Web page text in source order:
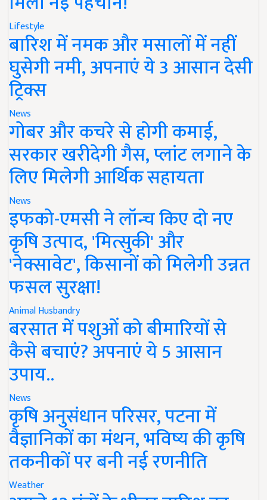
Lifestyle
बारिश में नमक और मसालों में नहीं
घुसेगी नमी, अपनाएं ये 3 आसान देसी
ट्रिक्स
News
गोबर और कचरे से होगी कमाई,
सरकार खरीदेगी गैस, प्लांट लगाने के
लिए मिलेगी आर्थिक सहायता
News
इफको-एमसी ने लॉन्च किए दो नए
कृषि उत्पाद, 'मित्सुकी' और
'नेक्सावेट', किसानों को मिलेगी उन्नत
फसल सुरक्षा!
Animal Husbandry
बरसात में पशुओं को बीमारियों से
कैसे बचाएं? अपनाएं ये 5 आसान
उपाय..
News
कृषि अनुसंधान परिसर, पटना में
वैज्ञानिकों का मंथन, भविष्य की कृषि
तकनीकों पर बनी नई रणनीति
Weather